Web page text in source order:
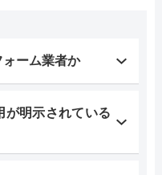
ーム業者か
が明示されている